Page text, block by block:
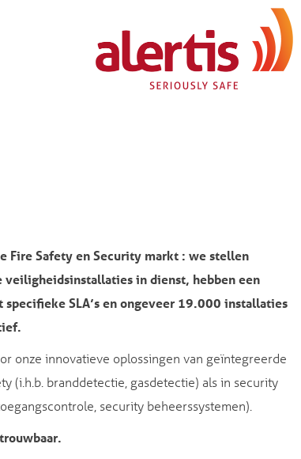
Fire Safety en Security markt : we stellen
in dienst, hebben een
SLA’s en ongeveer 19.000 installaties
onze innovatieve oplossingen van geïntegreerde
(i.h.b. branddetectie, gasdetectie) als in security
security beheerssystemen).